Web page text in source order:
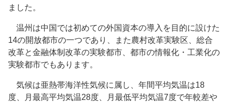
ました。
温州は中国では初めての外国資本の導入を目的に設けた
14の開放都市の一つであり、また農村改革実験区、総合
改革と金融体制改革の実験都市、都市の情報化・工業化の
実験都市でもあります。
気候は亜熱帯海洋性気候に属し、年間平均気温は18
度、月最高平均気温28度、月最低平均気温7度で年較差や